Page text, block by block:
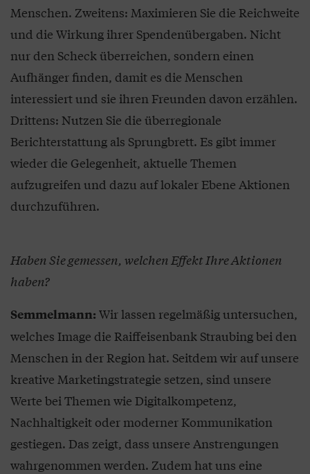
Menschen. Zweitens: Maximieren Sie die Reichweite
und die Wirkung ihrer Spendenübergaben. Nicht
nur den Scheck überreichen, sondern einen
Aufhänger finden, damit es die Menschen
interessiert und sie ihren Freunden davon erzählen.
Drittens: Nutzen Sie die überregionale
Berichterstattung als Sprungbrett. Es gibt immer
wieder die Gelegenheit, aktuelle Themen
aufzugreifen und dazu auf lokaler Ebene Aktionen
durchzuführen.
Haben Sie gemessen, welchen Effekt Ihre Aktionen
haben?
Semmelmann: Wir lassen regelmäßig untersuchen,
welches Image die Raiffeisenbank Straubing bei den
Menschen in der Region hat. Seitdem wir auf unsere
kreative Marketingstrategie setzen, sind unsere
Werte bei Themen wie Digitalkompetenz,
Nachhaltigkeit oder moderner Kommunikation
gestiegen. Das zeigt, dass unsere Anstrengungen
wahrgenommen werden. Zudem hat uns eine